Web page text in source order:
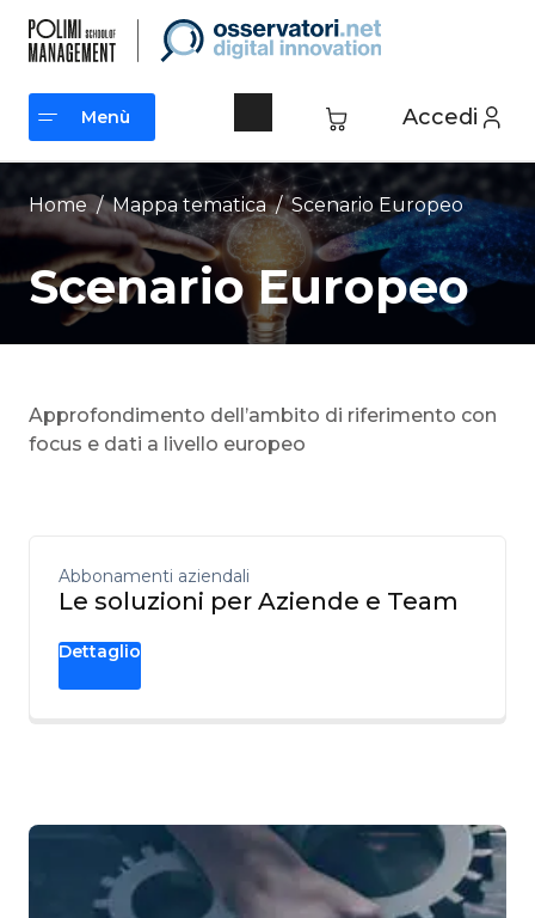
contenuto
Accedi
Menù
Menù
Home / Mappa tematica /Scenario Europeo
Scenario Europeo
Approfondimento dell’ambito di riferimento con
focus e dati a livello europeo
Abbonamenti aziendali
Le soluzioni per Aziende e Team
Dettaglio